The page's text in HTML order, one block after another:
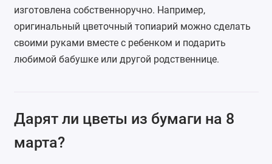
изготовлена собственноручно. Например,
оригинальный цветочный топиарий можно сделать
своими руками вместе с ребенком и подарить
любимой бабушке или другой родственнице.
Дарят ли цветы из бумаги на 8
марта?